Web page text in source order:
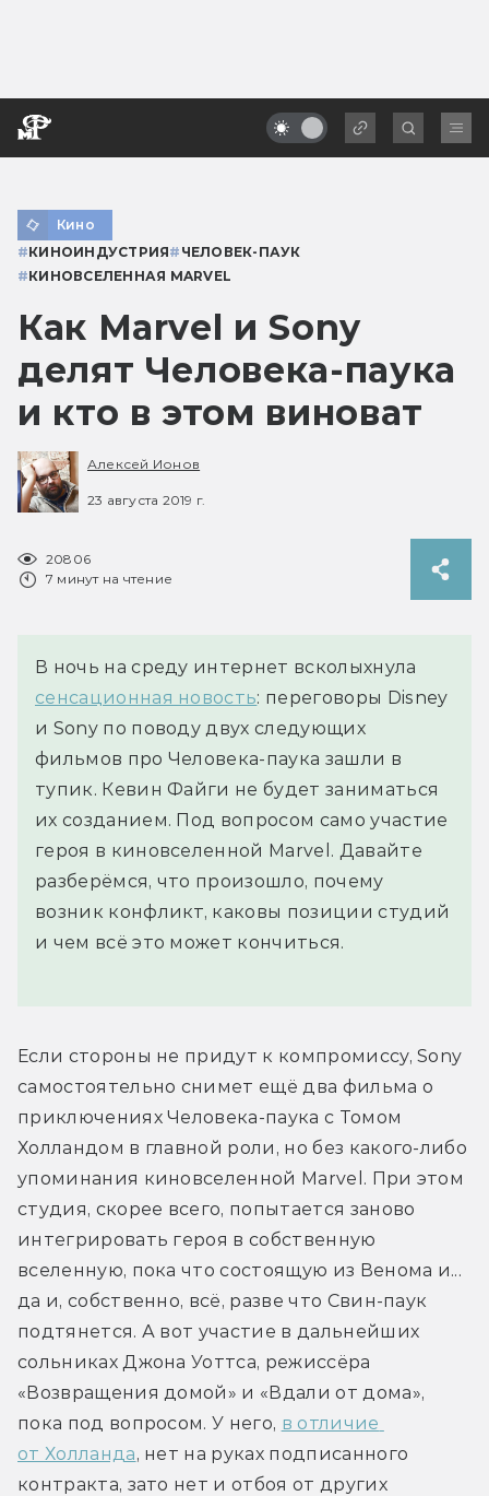
Кино
#КИНОИНДУСТРИЯ# ЧЕЛОВЕК-ПАУК
#КИНОВСЕЛЕННАЯ MARVEL
Как Marvel и Sony
делят Человека-паука
и кто в этом виноват
Алексей Ионов
23 августа 2019 г.
20806
7 минут на чтение
В ночь на среду интернет всколыхнула
сенсационная новость: переговоры Disney
и Sony по поводу двух следующих
фильмов про Человека-паука зашли в
тупик. Кевин Файги не будет заниматься
их созданием. Под вопросом само участие
героя в киновселенной Marvel. Давайте
разберёмся, что произошло, почему
возник конфликт, каковы позиции студий
и чем всё это может кончиться.
Если стороны не придут к компромиссу, Sony
самостоятельно снимет ещё два фильма о
приключениях Человека-паука с Томом
Холландом в главной роли, но без какого-либо
упоминания киновселенной Marvel. При этом
студия, скорее всего, попытается заново
интегрировать героя в собственную
вселенную, пока что состоящую из Венома и...
да и, собственно, всё, разве что Свин-паук
подтянется. А вот участие в дальнейших
сольниках Джона Уоттса, режиссёра
«Возвращения домой» и «Вдали от дома»,
пока под вопросом. У него, в отличие
от Холланда, нет на руках подписанного
контракта, зато нет и отбоя от других